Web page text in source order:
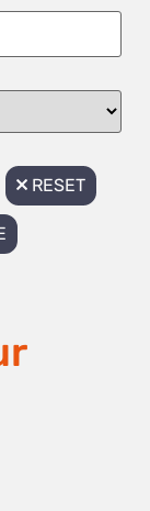
RESET